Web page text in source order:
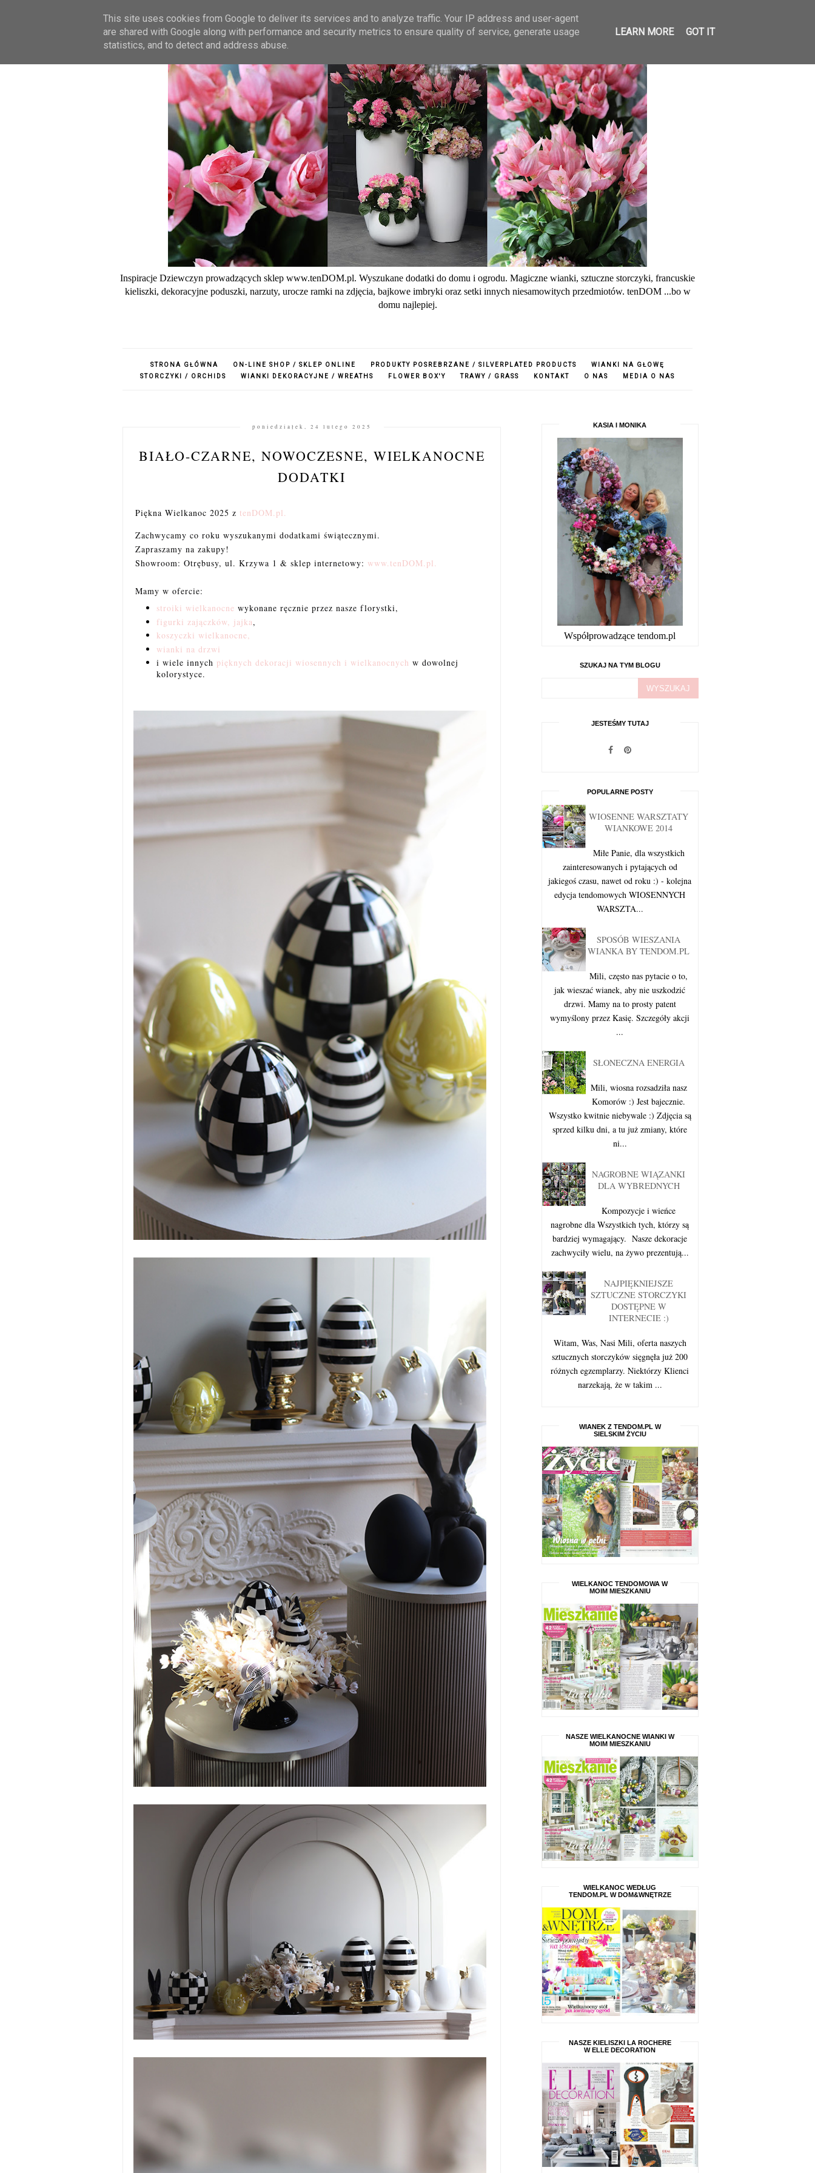
Inspiracje Dziewczyn prowadzących sklep www.tenDOM.pl. Wyszukane dodatki do domu i ogrodu. Magiczne wianki, sztuczne storczyki, francuskie
kieliszki, dekoracyjne poduszki, narzuty, urocze ramki na zdjęcia, bajkowe imbryki oraz setki innych niesamowitych przedmiotów. tenDOM ...bo w
domu najlepiej.
STRONA GŁÓWNA ON-LINE SHOP / SKLEP ONLINE PRODUKTY POSREBRZANE / SILVERPLATED PRODUCTS
WIANKI NA GŁOWĘ
STORCZYKI / ORCHIDS
WIANKI DEKORACYJNE / WREATHS FLOWER BOX'Y TRAWY / GRASS KONTAKT O NAS MEDIA O NAS
poniedziałek, 24 lutego 2025
BIAŁO-CZARNE, NOWOCZESNE, WIELKANOCNE
DODATKI
Piękna Wielkanoc 2025 z tenDOM.pl.
Zachwycamy co roku wyszukanymi dodatkami świątecznymi.
Zapraszamy na zakupy!
Showroom: Otrębusy, ul. Krzywa 1 & sklep internetowy: www.tenDOM.pl.
Mamy w ofercie:
stroiki wielkanocne wykonane ręcznie przez nasze florystki,
figurki zajączków, jajka,
koszyczki wielkanocne,
wianki na drzwi
i wiele innych pięknych dekoracji wiosennych i wielkanocnych w dowolnej
kolorystyce.
KASIA I MONIKA
Współprowadzące tendom.pl
SZUKAJ NA TYM BLOGU
JESTEŚMY TUTAJ
POPULARNE POSTY
WIOSENNE WARSZTATY
WIANKOWE 2014
Miłe Panie, dla wszystkich
zainteresowanych i pytających od
jakiegoś czasu, nawet od roku :) - kolejna
edycja tendomowych WIOSENNYCH
WARSZTA...
SPOSÓB WIESZANIA
WIANKA BY TENDOM.PL
Mili, często nas pytacie o to,
jak wieszać wianek, aby nie uszkodzić
drzwi. Mamy na to prosty patent
wymyślony przez Kasię. Szczegóły akcji
...
SŁONECZNA ENERGIA
Mili, wiosna rozsadziła nasz
Komorów :) Jest bajecznie.
Wszystko kwitnie niebywale :) Zdjęcia są
sprzed kilku dni, a tu już zmiany, które
ni...
NAGROBNE WIĄZANKI
DLA WYBREDNYCH
Kompozycje i wieńce
nagrobne dla Wszystkich tych, którzy są
bardziej wymagający. Nasze dekoracje
zachwyciły wielu, na żywo prezentują...
NAJPIĘKNIEJSZE
SZTUCZNE STORCZYKI
DOSTĘPNE W
INTERNECIE :)
Witam, Was, Nasi Mili, oferta naszych
sztucznych storczyków sięgnęła już 200
różnych egzemplarzy. Niektórzy Klienci
narzekają, że w takim ...
WIANEK Z TENDOM.PL W
SIELSKIM ŻYCIU
WIELKANOC TENDOMOWA W
MOIM MIESZKANIU
NASZE WIELKANOCNE WIANKI W
MOIM MIESZKANIU
WIELKANOC WEDŁUG
TENDOM.PL W DOM&WNĘTRZE
NASZE KIELISZKI LA ROCHERE
W ELLE DECORATION
This site uses cookies from Google to deliver its services and to analyze traffic. Your IP address and user-agent
are shared with Google along with performance and security metrics to ensure quality of service, generate usage
statistics, and to detect and address abuse.
LEARN MORE GOT IT